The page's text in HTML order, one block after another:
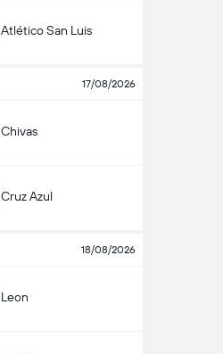
Atlético San Luis
17/08/2026
Chivas
Cruz Azul
18/08/2026
Leon